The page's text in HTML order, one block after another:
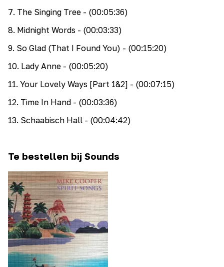
7. The Singing Tree - (00:05:36)
8. Midnight Words - (00:03:33)
9. So Glad (That I Found You) - (00:15:20)
10. Lady Anne - (00:05:20)
11. Your Lovely Ways [Part 1&2] - (00:07:15)
12. Time In Hand - (00:03:36)
13. Schaabisch Hall - (00:04:42)
Te bestellen bij Sounds